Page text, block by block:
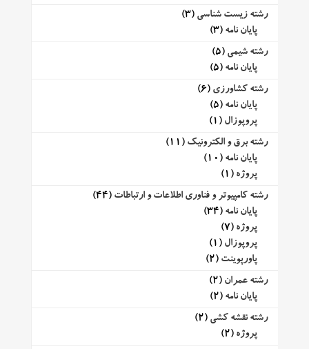
رشته زیست شناسی (3)
پایان نامه (3)
رشته شیمی (5)
پایان نامه (5)
رشته کشاورزی (6)
پایان نامه (5)
پروپوزال (1)
رشته برق و الکترونیک (11)
پایان نامه (10)
پروژه (1)
رشته کامپیوتر و فناوری اطلاعات و ارتباطات (44)
پایان نامه (34)
پروژه (7)
پروپوزال (1)
پاورپوینت (2)
رشته عمران (2)
پایان نامه (2)
رشته نقشه کشی (2)
پروژه (2)